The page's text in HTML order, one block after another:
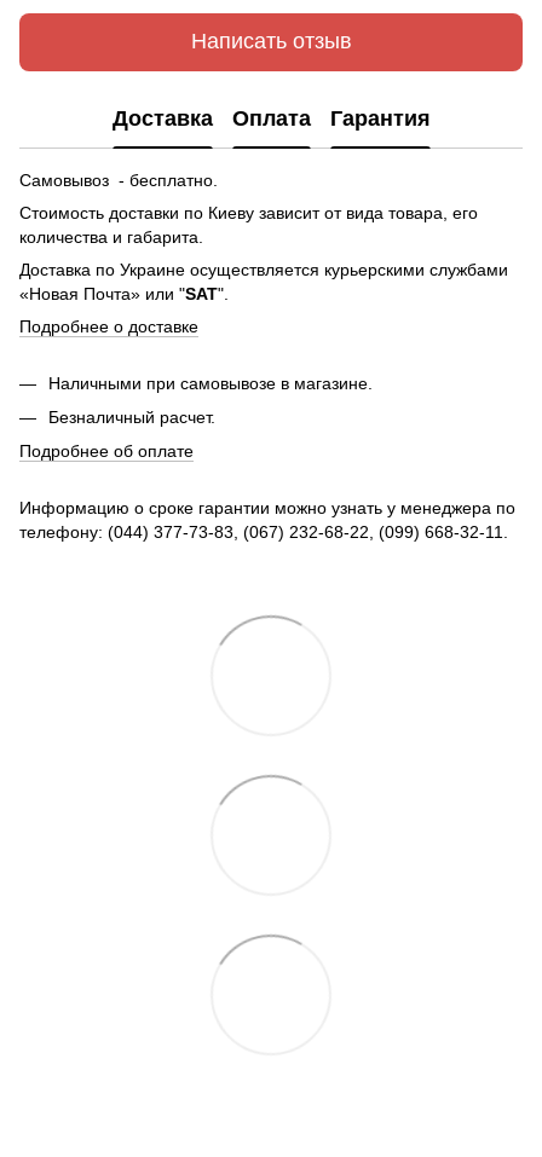
Написать отзыв
Доставка Оплата Гарантия
Самовывоз - бесплатно.
Стоимость доставки по Киеву зависит от вида товара, его
количества и габарита.
Доставка по Украине осуществляется курьерскими службами
«Новая Почта» или "SAT".
Подробнее о доставке
Наличными при самовывозе в магазине.
Безналичный расчет.
Подробнее об оплате
Информацию о сроке гарантии можно узнать у менеджера по
телефону: (044) 377-73-83, (067) 232-68-22, (099) 668-32-11.